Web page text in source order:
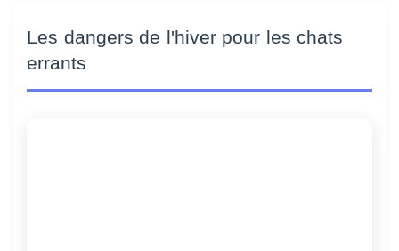
Les dangers de l'hiver pour les chats
errants